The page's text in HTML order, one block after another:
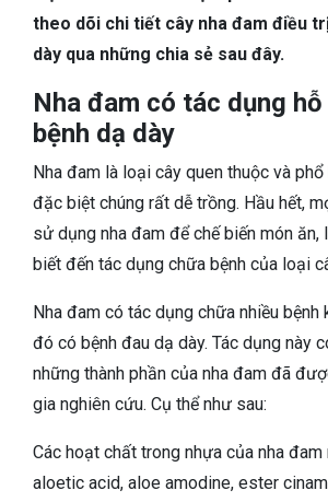
DA LIỄU THẨM MỸ
theo dõi chi tiết cây nha đam điều
dày qua những chia sẻ sau đây.
Nha đam có tác dụng
bệnh dạ dày
Nha đam là loại cây quen thuộc và
đặc biệt chúng rất dễ trồng. Hầu hết,
sử dụng nha đam để chế biến món ăn,
biết đến tác dụng chữa bệnh của loại
Nha đam có tác dụng chữa nhiều bệnh
đó có bệnh đau dạ dày. Tác dụng này
những thành phần của nha đam đã
gia nghiên cứu. Cụ thể như sau:
Các hoạt chất trong nhựa của nha đam
aloetic acid, aloe amodine, ester